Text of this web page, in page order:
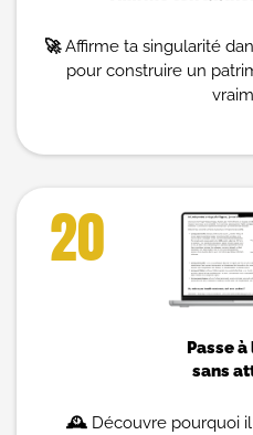
🚀Affirme ta singularité
pour construire un
20
Passe à
sans
🕰️ Découvre pourquoi